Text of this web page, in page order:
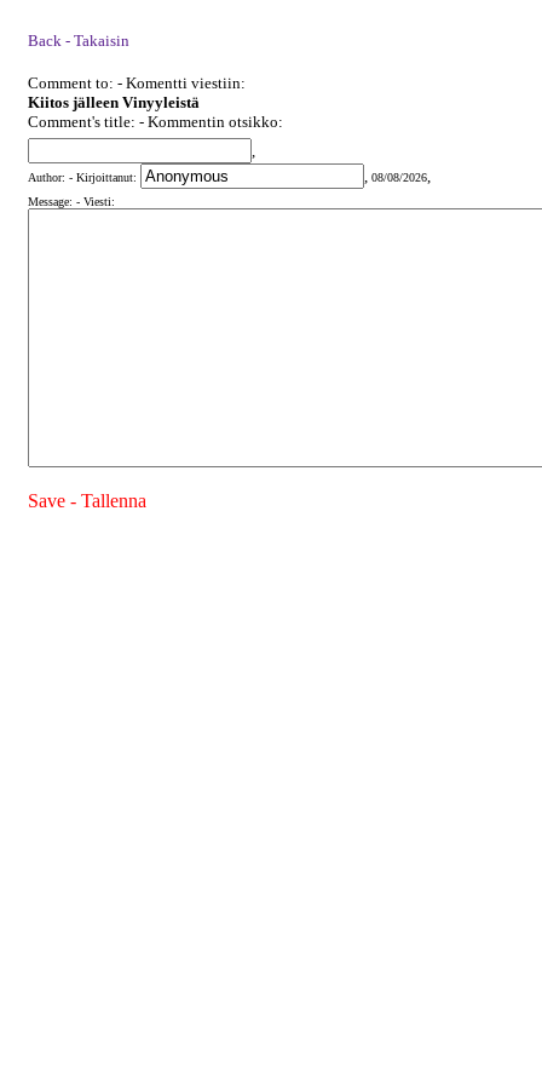
Back - Takaisin
Comment to: - Komentti viestiin:
Kiitos jälleen Vinyyleistä
Comment's title: - Kommentin otsikko:
,
Author: - Kirjoittanut: , 08/08/2026,
Message: - Viesti:
Save - Tallenna